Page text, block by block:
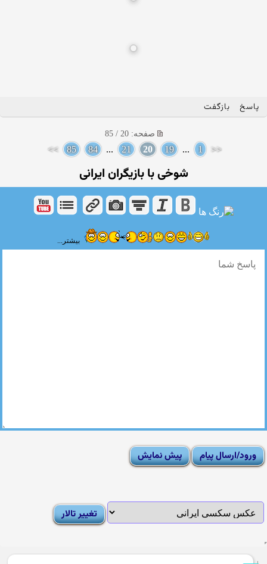
پاسخ بازگفت
صفحه: 20 / 85
<<
1
...
19
20
21
...
84
85
>>
شوخی با بازیگران ایرانی
بیشتر...